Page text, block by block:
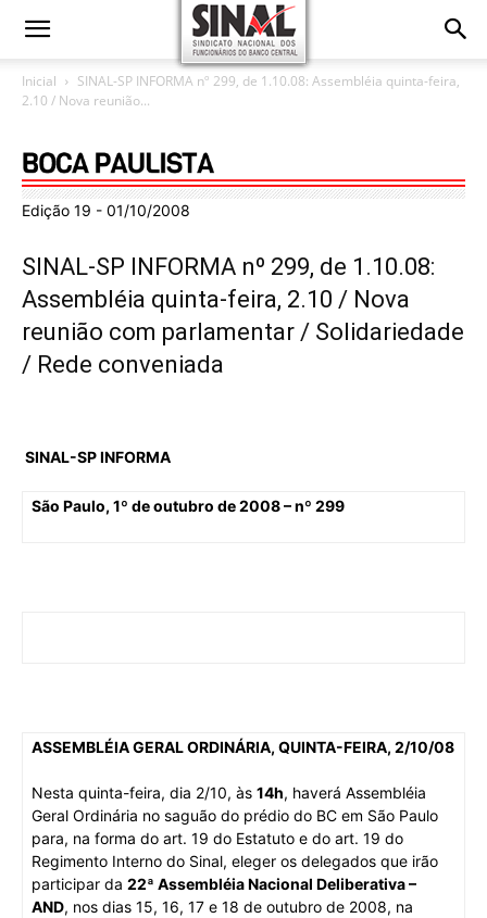
Inicial
SINAL-SP INFORMA nº 299, de 1.10.08: Assembléia quinta-feira,
2.10 / Nova reunião...
Edição 19 - 01/10/2008
SINAL-SP INFORMA nº 299, de 1.10.08:
Assembléia quinta-feira, 2.10 / Nova
reunião com parlamentar / Solidariedade
/ Rede conveniada
SINAL-SPINFORMA
São Paulo, 1º de outubro de 2008 – nº 299
ASSEMBLÉIA GERAL ORDINÁRIA, QUINTA-FEIRA, 2/10/08
Nesta quinta-feira, dia 2/10, às 14h, haverá Assembléia
Geral Ordinária no saguão do prédio do BC em São Paulo
para, na forma do art. 19 do Estatuto e do art. 19 do
Regimento Interno do Sinal, eleger os delegados que irão
participar da 22ª Assembléia Nacional Deliberativa –
AND, nos dias 15, 16, 17 e 18 de outubro de 2008, na